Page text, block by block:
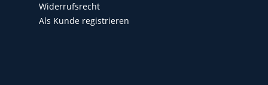
Widerrufsrecht
Als Kunde registrieren